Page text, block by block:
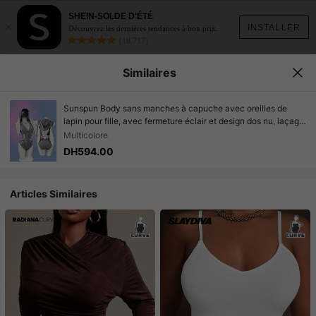
INSTALLER
SHEIN-SOLDE D'ÉTÉ
Découvrez les dernières tendances à bon prix.
Similaires
Sunspun Body sans manches à capuche avec oreilles de
lapin pour fille, avec fermeture éclair et design dos nu, laçage
croisé et décoration de nœud surdimensionné, tenue
mignonne et sexy
Multicolore
DH594.00
Articles Similaires